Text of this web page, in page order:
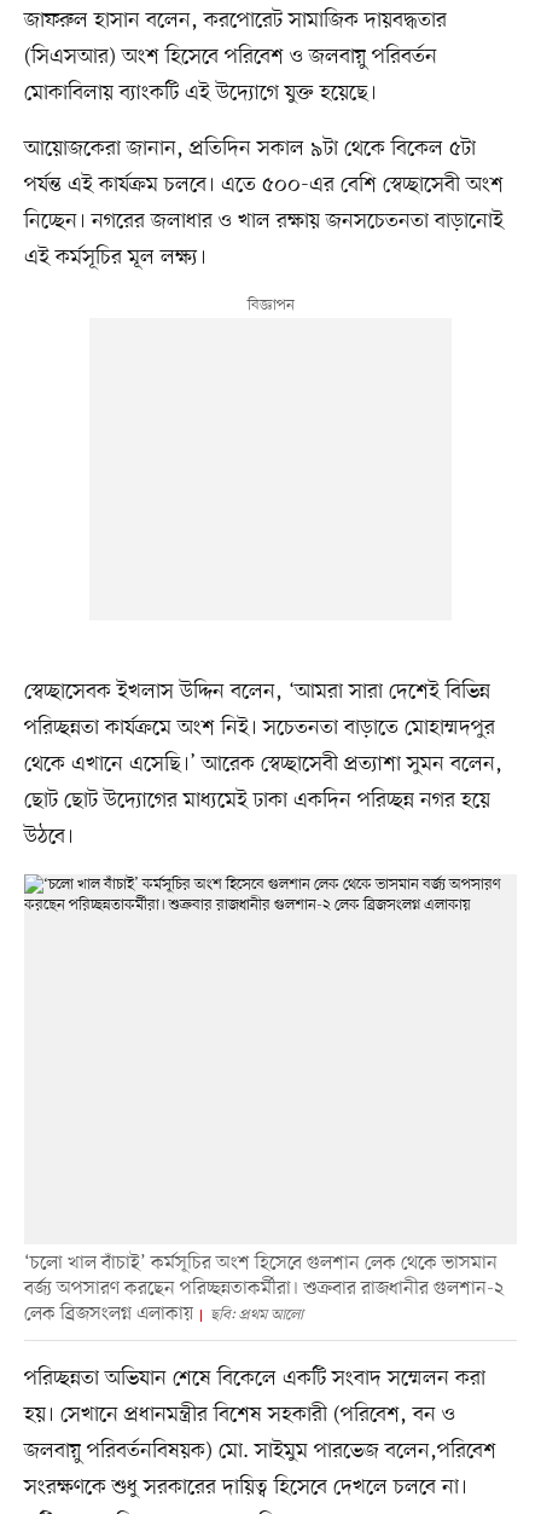
জাফরুল হাসান বলেন, করপোরেট সামাজিক দায়বদ্ধতার
(সিএসআর) অংশ হিসেবে পরিবেশ ও জলবায়ু পরিবর্তন
মোকাবিলায় ব্যাংকটি এই উদ্যোগে যুক্ত হয়েছে।
আয়োজকেরা জানান, প্রতিদিন সকাল ৯টা থেকে বিকেল ৫টা
পর্যন্ত এই কার্যক্রম চলবে। এতে ৫০০-এর বেশি স্বেচ্ছাসেবী অংশ
নিচ্ছেন। নগরের জলাধার ও খাল রক্ষায় জনসচেতনতা বাড়ানোই
এই কর্মসূচির মূল লক্ষ্য।
স্বেচ্ছাসেবক ইখলাস উদ্দিন বলেন, ‘আমরা সারা দেশেই বিভিন্ন
পরিচ্ছন্নতা কার্যক্রমে অংশ নিই। সচেতনতা বাড়াতে মোহাম্মদপুর
থেকে এখানে এসেছি।’ আরেক স্বেচ্ছাসেবী প্রত্যাশা সুমন বলেন,
ছোট ছোট উদ্যোগের মাধ্যমেই ঢাকা একদিন পরিচ্ছন্ন নগর হয়ে
উঠবে।
‘চলো খাল বাঁচাই’ কর্মসূচির অংশ হিসেবে গুলশান লেক থেকে ভাসমান
বর্জ্য অপসারণ করছেন পরিচ্ছন্নতাকর্মীরা। শুক্রবার রাজধানীর গুলশান-২
লেক ব্রিজসংলগ্ন এলাকায়
ছবি: প্রথম আলো
পরিচ্ছন্নতা অভিযান শেষে বিকেলে একটি সংবাদ সম্মেলন করা
হয়। সেখানে প্রধানমন্ত্রীর বিশেষ সহকারী (পরিবেশ, বন ও
জলবায়ু পরিবর্তনবিষয়ক) মো. সাইমুম পারভেজ বলেন,পরিবেশ
সংরক্ষণকে শুধু সরকারের দায়িত্ব হিসেবে দেখলে চলবে না।